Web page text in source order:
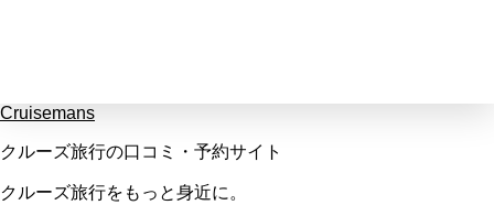
Cruisemans
クルーズ旅行の口コミ・予約サイト
クルーズ旅行をもっと身近に。